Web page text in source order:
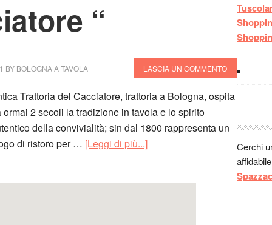
“
BY BOLOGNA A TAVOLA LASCIA UN COMMENTO
Trattoria del Cacciatore, trattoria a Bologna, ospita
ormai 2 secoli la tradizione in tavola e lo spirito
della convivialità; sin dal 1800 rappresenta un
di ristoro per … [Leggi di più...]
Guest:
Guest:
Guest:
Cerchi